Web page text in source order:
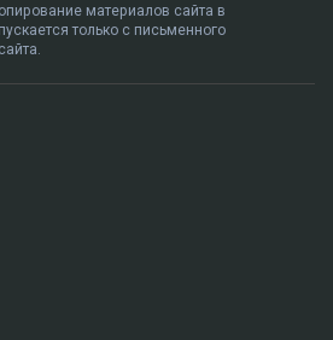
материалов сайта в
только с письменного